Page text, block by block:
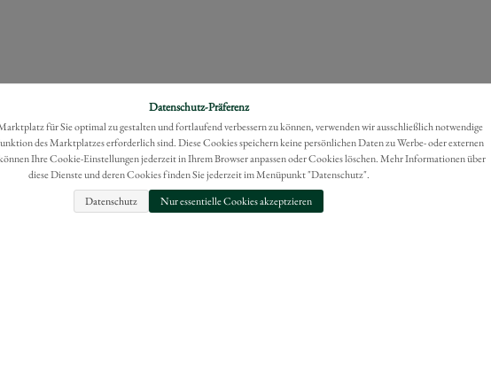
Datenschutz-Präferenz
für Sie optimal zu gestalten und fortlaufend verbessern zu können, verwenden wir ausschließlich notwendige
des Marktplatzes erforderlich sind. Diese Cookies speichern keine persönlichen Daten zu Werbe- oder externen
Ihre Cookie-Einstellungen jederzeit in Ihrem Browser anpassen oder Cookies löschen. Mehr Informationen über
diese Dienste und deren Cookies finden Sie jederzeit im Menüpunkt "Datenschutz".
Datenschutz
Nur essentielle Cookies akzeptzieren